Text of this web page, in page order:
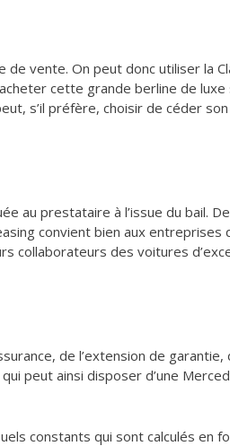
vente. On peut donc utiliser la
cette grande berline de luxe
s’il préfère, choisir de céder
au prestataire à l’issue du bail.
convient bien aux entreprises
collaborateurs des voitures
de l’extension de garantie,
peut ainsi disposer d’une
constants qui sont calculés en